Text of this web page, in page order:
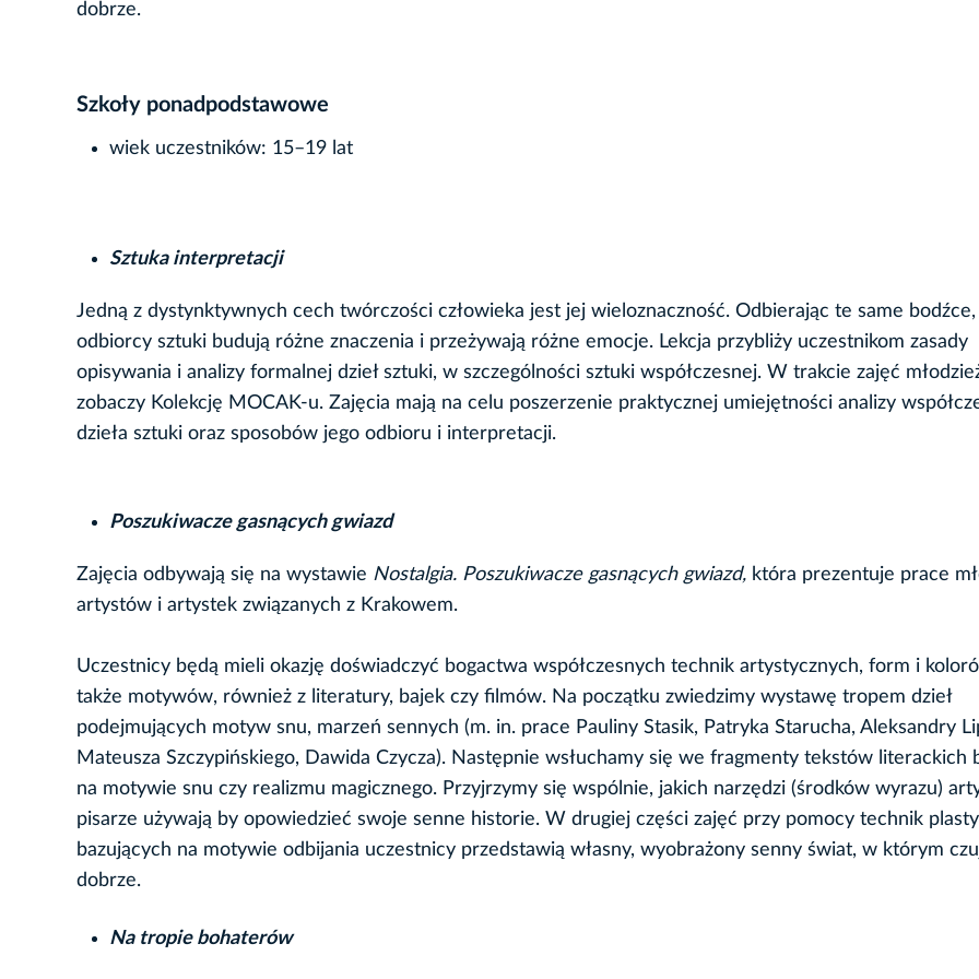
dobrze.
Szkoły ponadpodstawowe
wiek uczestników: 15–19 lat
Sztuka interpretacji
Jedną z dystynktywnych cech twórczości człowieka jest jej wieloznaczność. Odbierając te same bodźce,
odbiorcy sztuki budują różne znaczenia i przeżywają różne emocje. Lekcja przybliży uczestnikom zasady
opisywania i analizy formalnej dzieł sztuki, w szczególności sztuki współczesnej. W trakcie zajęć
zobaczy Kolekcję MOCAK-u. Zajęcia mają na celu poszerzenie praktycznej umiejętności analizy
dzieła sztuki oraz sposobów jego odbioru i interpretacji.
Poszukiwacze gasnących gwiazd
Zajęcia odbywają się na wystawie Nostalgia. Poszukiwacze gasnących gwiazd, która prezentuje prace
artystów i artystek związanych z Krakowem.
Uczestnicy będą mieli okazję doświadczyć bogactwa współczesnych technik artystycznych, form i
także motywów, również z literatury, bajek czy filmów. Na początku zwiedzimy wystawę tropem dzieł
podejmujących motyw snu, marzeń sennych (m. in. prace Pauliny Stasik, Patryka Starucha, Aleksandry
Mateusza Szczypińskiego, Dawida Czycza). Następnie wsłuchamy się we fragmenty tekstów literackich
na motywie snu czy realizmu magicznego. Przyjrzymy się wspólnie, jakich narzędzi (środków wyrazu)
pisarze używają by opowiedzieć swoje senne historie. W drugiej części zajęć przy pomocy technik
bazujących na motywie odbijania uczestnicy przedstawią własny, wyobrażony senny świat, w którym
dobrze.
Na tropie bohaterów